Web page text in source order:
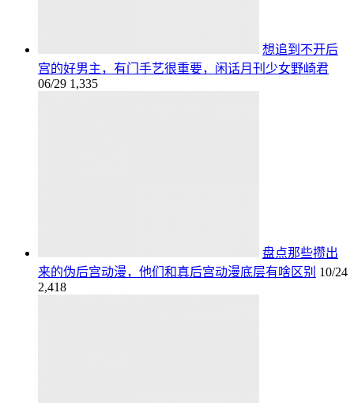
想追到不开后
宫的好男主，有门手艺很重要，闲话月刊少女野崎君
06/29 1,335
盘点那些攒出
来的伪后宫动漫，他们和真后宫动漫底层有啥区别 10/24
2,418